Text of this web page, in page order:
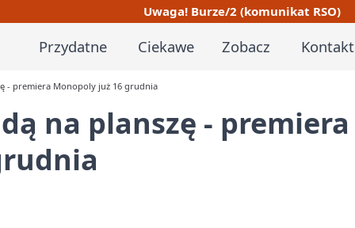
Uwaga! Burze/2 (komunikat RSO)
Przydatne Ciekawe Zobacz Kontakt
- premiera Monopoly już 16 grudnia
na planszę - premiera